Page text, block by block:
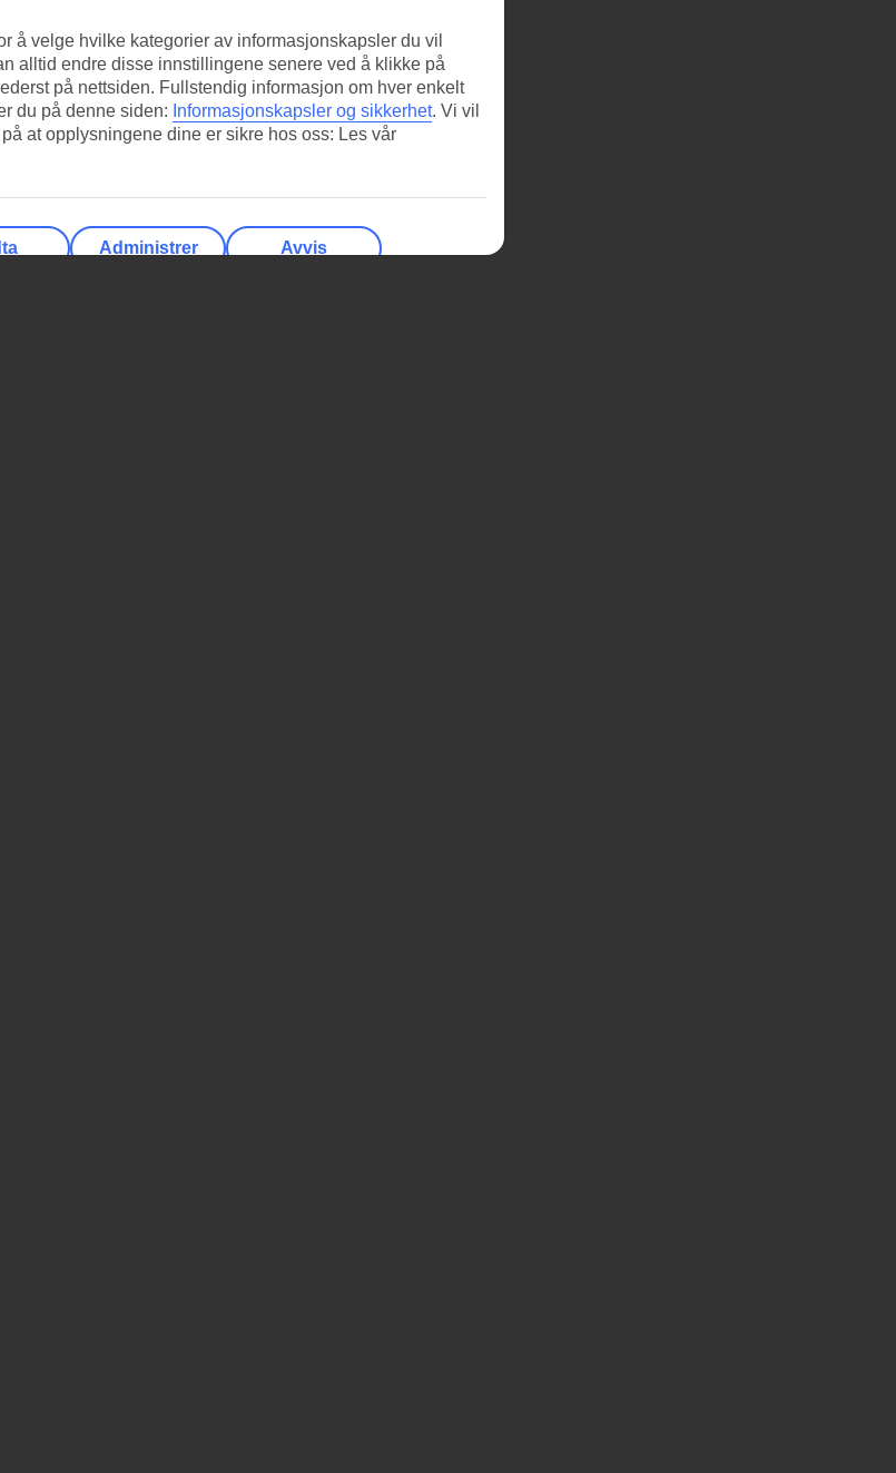
å velge hvilke kategorier av informasjonskapsler du vil
alltid endre disse innstillingene senere ved å klikke på
på nettsiden. Fullstendig informasjon om hver enkelt
du på denne siden: Informasjonskapsler og sikkerhet. Vi vil
at opplysningene dine er sikre hos oss: Les vår
Administrer Avvis